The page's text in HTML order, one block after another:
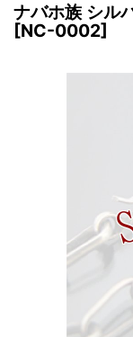
ナバホ族 シル
[NC-0002]